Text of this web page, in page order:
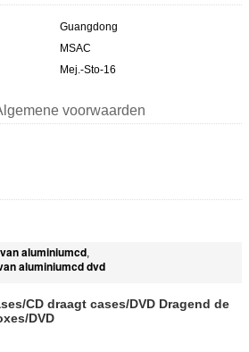
Guangdong
MSAC
Mej.-Sto-16
voorwaarden
aluminiumcd,
aluminiumcd dvd
CD draagt cases/DVD Dragend de
DVD